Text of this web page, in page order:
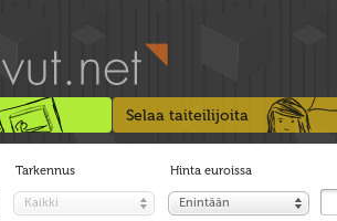
Selaa taiteilijoita
Tarkennus
Kaikki
Hinta euroissa
Enintään